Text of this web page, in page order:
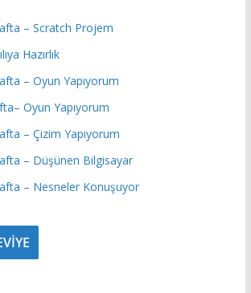
– Scratch Projem
Hazırlık
– Oyun Yapıyorum
Oyun Yapıyorum
– Çizim Yapıyorum
– Düşünen Bilgisayar
– Nesneler Konuşuyor